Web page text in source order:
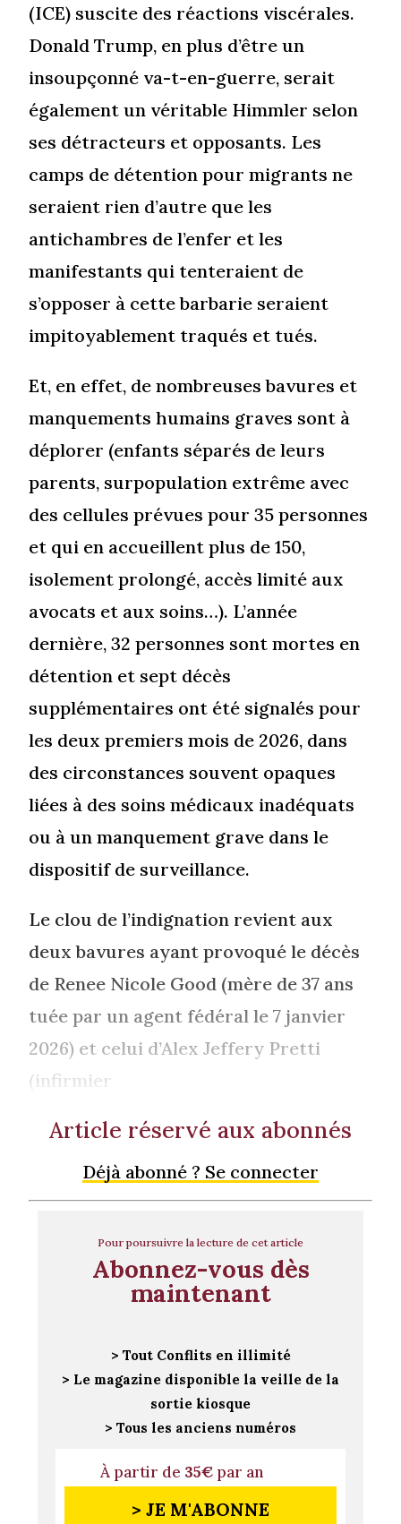
(ICE) suscite des réactions viscérales.
Donald Trump, en plus d’être un
insoupçonné va-t-en-guerre, serait
également un véritable Himmler selon
ses détracteurs et opposants. Les
camps de détention pour migrants ne
seraient rien d’autre que les
antichambres de l’enfer et les
manifestants qui tenteraient de
s’opposer à cette barbarie seraient
impitoyablement traqués et tués.
Et, en effet, de nombreuses bavures et
manquements humains graves sont à
déplorer (enfants séparés de leurs
parents, surpopulation extrême avec
des cellules prévues pour 35 personnes
et qui en accueillent plus de 150,
isolement prolongé, accès limité aux
avocats et aux soins…). L’année
dernière, 32 personnes sont mortes en
détention et sept décès
supplémentaires ont été signalés pour
les deux premiers mois de 2026, dans
des circonstances souvent opaques
liées à des soins médicaux inadéquats
ou à un manquement grave dans le
dispositif de surveillance.
Le clou de l’indignation revient aux
deux bavures ayant provoqué le décès
de Renee Nicole Good (mère de 37 ans
tuée par un agent fédéral le 7 janvier
2026) et celui d’Alex Jeffery Pretti
(infirmier
Article réservé aux abonnés
Déjà abonné ? Se connecter
Pour poursuivre la lecture de cet article
Abonnez-vous dès
maintenant
> Tout Conflits en illimité
> Le magazine disponible la veille de la
sortie kiosque
> Tous les anciens numéros
À partir de 35€par an
> JE M'ABONNE